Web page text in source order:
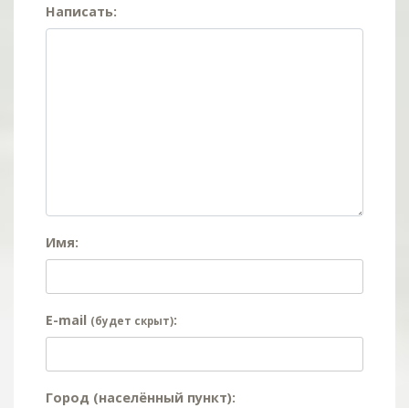
Написать:
Имя:
E-mail (будет скрыт):
Город (населённый пункт):